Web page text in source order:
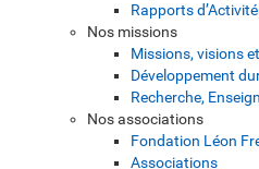
Rapports
Nos missions
Missions, visions
Développement
Recherche,
Nos associations
Fondation Léon
Associations